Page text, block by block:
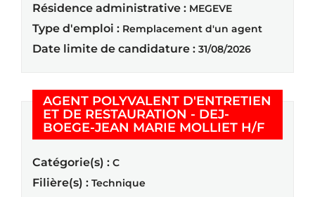
Résidence administrative : MEGEVE
Type d'emploi : Remplacement d'un agent
Date limite de candidature : 31/08/2026
AGENT POLYVALENT D'ENTRETIEN
ET DE RESTAURATION - DEJ-
BOEGE-JEAN MARIE MOLLIET H/F
Catégorie(s) : C
Filière(s) : Technique